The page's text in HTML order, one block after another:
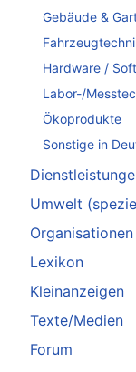
Gebäude &
Hardware /
Labor-/
Ökoprodukte
Sonstige in
Umwelt
Organisationen
Lexikon
Kleinanzeigen
Texte/Medien
Forum